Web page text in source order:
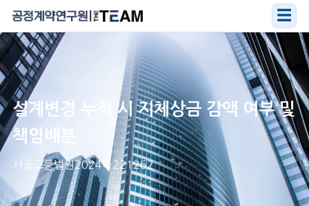
☰
설계변경 누적 시 지체상금 감액 여부 및
책임배분
서울고등법원2024나221262